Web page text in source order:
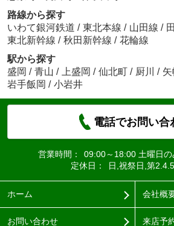
路線から探す
いわて銀河鉄道 / 東北本線 / 山田線 /
東北新幹線 / 秋田新幹線 / 花輪線
駅から探す
盛岡 / 青山 / 上盛岡 / 仙北町 / 厨川 / 矢
岩手飯岡 / 小岩井
電話でお問い合
営業時間：
09:00～18:00 土曜日
定休日：
日,祝祭日,第
ホーム 会社概
お問い合わせ 来店予